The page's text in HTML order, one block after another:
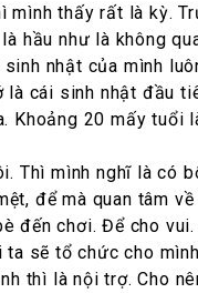
mình thấy rất là kỳ.
hầu như là không
nhật của mình
là cái sinh nhật đầu
Khoảng 20 mấy tuổi
Thì mình nghĩ là có
để mà quan tâm
đến chơi. Để cho
sẽ tổ chức cho
thì là nội trợ. Cho